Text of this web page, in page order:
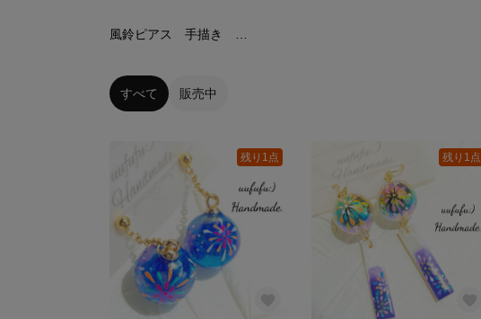
すべて 販売中
残り1点 残り1点